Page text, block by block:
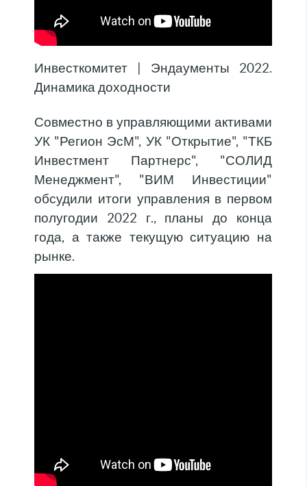
Инвесткомитет | Эндаументы 2022.
Динамика доходности
Совместно в управляющими активами
УК "Регион ЭсМ", УК "Открытие", "ТКБ
Инвестмент Партнерс", "СОЛИД
Менеджмент", "ВИМ Инвестиции"
обсудили итоги управления в первом
полугодии 2022 г., планы до конца
года, а также текущую ситуацию на
рынке.